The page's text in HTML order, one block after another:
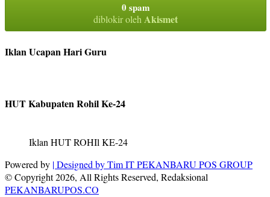
0 spam
diblokir olehAkismet
Iklan Ucapan Hari Guru
HUT Kabupaten Rohil Ke-24
Iklan HUT ROHIl KE-24
Powered by | Designed byTim IT PEKANBARU POS GROUP
© Copyright 2026, All Rights Reserved, Redaksional
PEKANBARUPOS.CO